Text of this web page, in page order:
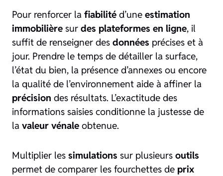
Pour renforcer la fiabilité d’une estimation
immobilière sur des plateformes en ligne, il
suffit de renseigner des données précises et à
jour. Prendre le temps de détailler la surface,
l’état du bien, la présence d’annexes ou encore
la qualité de l’environnement aide à affiner la
précision des résultats. L’exactitude des
informations saisies conditionne la justesse de
la valeur vénale obtenue.
Multiplier les simulations sur plusieurs outils
permet de comparer les fourchettes de prix